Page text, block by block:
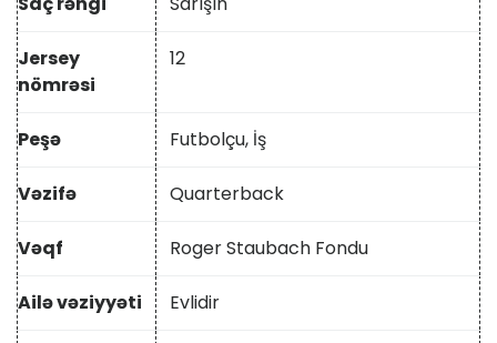
Jersey
nömrəsi
12
Peşə Futbolçu, İş
Vəzifə Quarterback
Vəqf Roger Staubach Fondu
Ailə vəziyyəti Evlidir